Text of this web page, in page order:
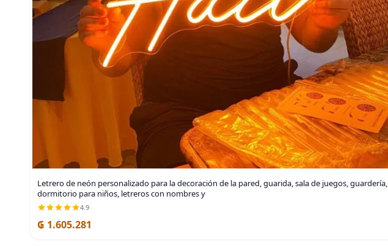
Letrero de neón personalizado para la decoración de la pared, guarida, sala de juegos, guardería,
dormitorio para niños, letreros con nombres y
4.9
₲ 1.605.281